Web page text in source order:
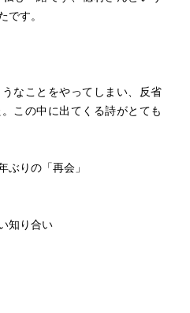
です。
なことをやってしまい、反省
この中に出てくる詩がとても
りの「再会」
知り合い